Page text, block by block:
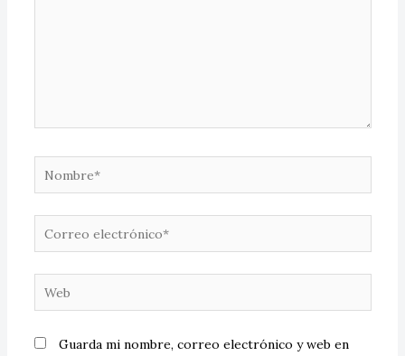
Guarda mi nombre, correo electrónico y web en